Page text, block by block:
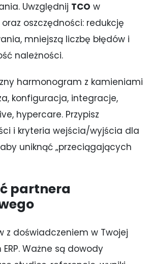
Uwzględnij TCO w
oszczędności: redukcję
mniejszą liczbę błędów i
należności.
harmonogram z kamieniami
konfiguracja, integracje,
hypercare. Przypisz
i kryteria wejścia/wyjścia dla
uniknąć „przeciągających
partnera
z doświadczeniem w Twojej
Ważne są dowody